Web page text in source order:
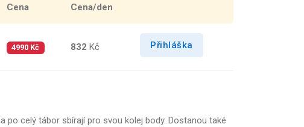
Cena Cena/den
4990 Kč 832 Kč Přihláška
po celý tábor sbírají pro svou kolej body. Dostanou také